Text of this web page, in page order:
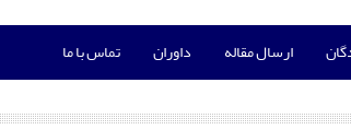
ارسال مقاله داوران تماس با ما